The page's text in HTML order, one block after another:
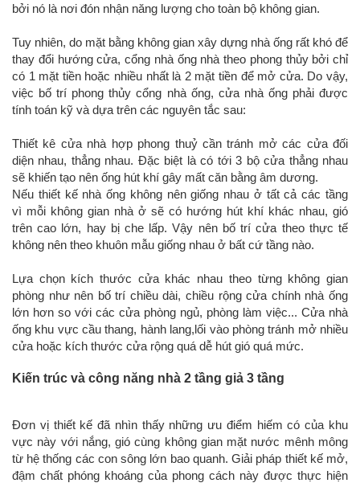
bởi nó là nơi đón nhận năng lượng cho toàn bộ không gian.
Tuy nhiên, do mặt bằng không gian xây dựng nhà ống rất khó để
thay đổi hướng cửa, cổng nhà ống nhà theo phong thủy bởi chỉ
có 1 mặt tiền hoặc nhiều nhất là 2 mặt tiền để mở cửa. Do vậy,
việc bố trí phong thủy cổng nhà ống, cửa nhà ống phải được
tính toán kỹ và dựa trên các nguyên tắc sau:
Thiết kê cửa nhà hợp phong thuỷ cần tránh mở các cửa đối
diện nhau, thẳng nhau. Đặc biệt là có tới 3 bộ cửa thẳng nhau
sẽ khiến tạo nên ống hút khí gây mất căn bằng âm dương.
Nếu thiết kế nhà ống không nên giống nhau ở tất cả các tầng
vì mỗi không gian nhà ở sẽ có hướng hút khí khác nhau, gió
trên cao lớn, hay bị che lấp. Vậy nên bố trí cửa theo thực tế
không nên theo khuôn mẫu giống nhau ở bất cứ tầng nào.
Lựa chọn kích thước cửa khác nhau theo từng không gian
phòng như nên bố trí chiều dài, chiều rộng cửa chính nhà ống
lớn hơn so với các cửa phòng ngủ, phòng làm việc... Cửa nhà
ống khu vực cầu thang, hành lang,lối vào phòng tránh mở nhiều
cửa hoặc kích thước cửa rộng quá dễ hút gió quá mức.
Kiến trúc và công năng nhà 2 tầng giả 3 tầng
Đơn vị thiết kế đã nhìn thấy những ưu điểm hiếm có của khu
vực này với nắng, gió cùng không gian mặt nước mênh mông
từ hệ thống các con sông lớn bao quanh. Giải pháp thiết kế mở,
đậm chất phóng khoáng của phong cách này được thực hiện